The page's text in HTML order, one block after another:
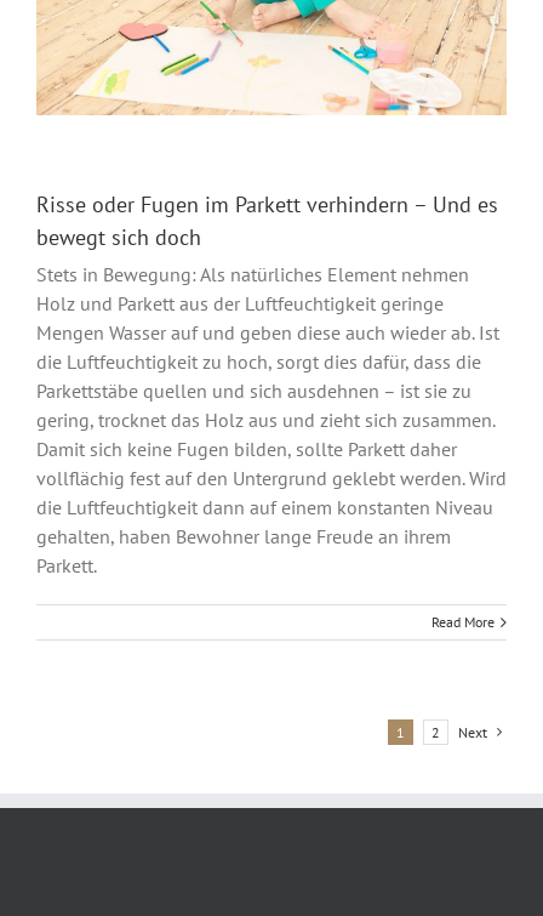
Risse oder Fugen im Parkett verhindern – Und es
bewegt sich doch
Stets in Bewegung: Als natürliches Element nehmen
Holz und Parkett aus der Luftfeuchtigkeit geringe
Mengen Wasser auf und geben diese auch wieder ab. Ist
die Luftfeuchtigkeit zu hoch, sorgt dies dafür, dass die
Parkettstäbe quellen und sich ausdehnen – ist sie zu
gering, trocknet das Holz aus und zieht sich zusammen.
Damit sich keine Fugen bilden, sollte Parkett daher
vollflächig fest auf den Untergrund geklebt werden. Wird
die Luftfeuchtigkeit dann auf einem konstanten Niveau
gehalten, haben Bewohner lange Freude an ihrem
Parkett.
Read More
1 2 Next